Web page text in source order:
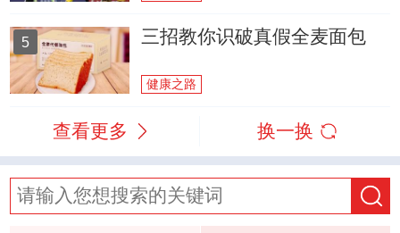
5 三招教你识破真假全麦面包
健康之路
查看更多 换一换